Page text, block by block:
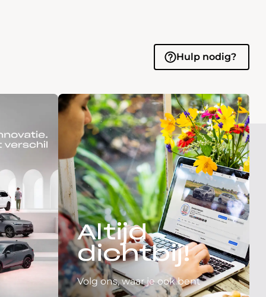
Hulp nodig?
Altijd
dichtbij!
Volg ons, waar je ook bent